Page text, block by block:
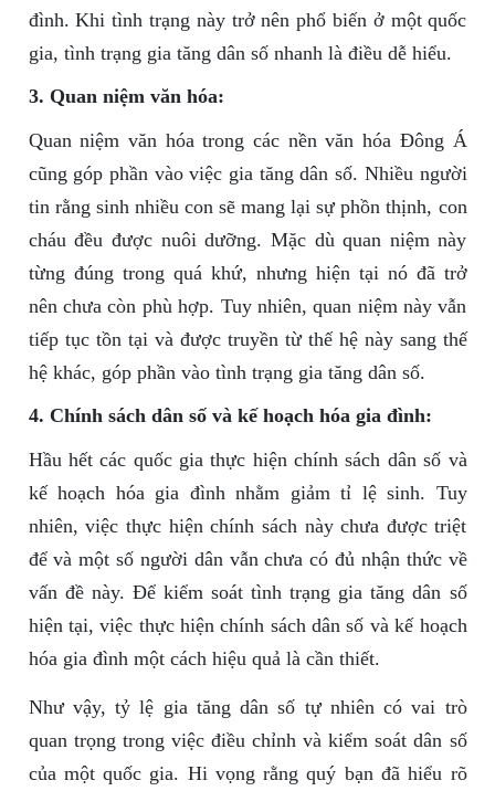
đình. Khi tình trạng này trở nên phổ biến ở một quốc
gia, tình trạng gia tăng dân số nhanh là điều dễ hiểu.
3. Quan niệm văn hóa:
Quan niệm văn hóa trong các nền văn hóa Đông Á
cũng góp phần vào việc gia tăng dân số. Nhiều người
tin rằng sinh nhiều con sẽ mang lại sự phồn thịnh, con
cháu đều được nuôi dưỡng. Mặc dù quan niệm này
từng đúng trong quá khứ, nhưng hiện tại nó đã trở
nên chưa còn phù hợp. Tuy nhiên, quan niệm này vẫn
tiếp tục tồn tại và được truyền từ thế hệ này sang thế
hệ khác, góp phần vào tình trạng gia tăng dân số.
4. Chính sách dân số và kế hoạch hóa gia đình:
Hầu hết các quốc gia thực hiện chính sách dân số và
kế hoạch hóa gia đình nhằm giảm tỉ lệ sinh. Tuy
nhiên, việc thực hiện chính sách này chưa được triệt
để và một số người dân vẫn chưa có đủ nhận thức về
vấn đề này. Để kiểm soát tình trạng gia tăng dân số
hiện tại, việc thực hiện chính sách dân số và kế hoạch
hóa gia đình một cách hiệu quả là cần thiết.
Như vậy, tỷ lệ gia tăng dân số tự nhiên có vai trò
quan trọng trong việc điều chỉnh và kiểm soát dân số
của một quốc gia. Hi vọng rằng quý bạn đã hiểu rõ